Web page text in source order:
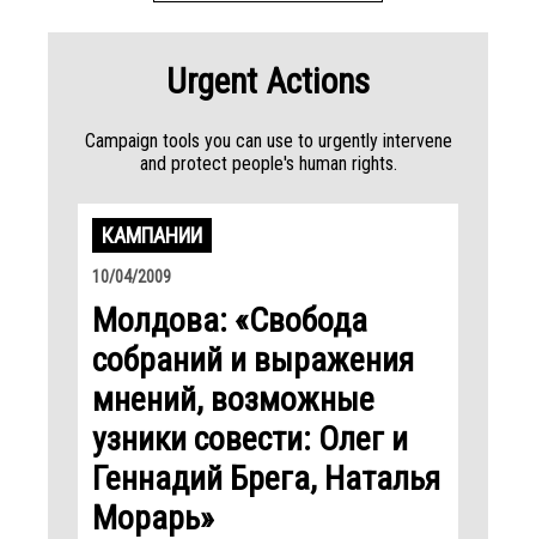
Urgent Actions
Campaign tools you can use to urgently intervene
and protect people's human rights.
КАМПАНИИ
10/04/2009
Молдова: «Свобода
собраний и выражения
мнений, возможные
узники совести: Олег и
Геннадий Брега, Наталья
Морарь»